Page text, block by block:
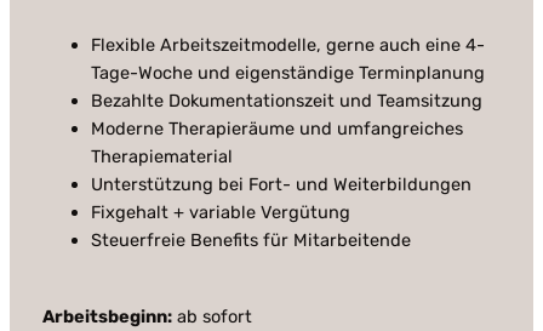
Flexible Arbeitszeitmodelle, gerne auch eine 4-
Tage-Woche und eigenständige Terminplanung
Bezahlte Dokumentationszeit und Teamsitzung
Moderne Therapieräume und umfangreiches
Therapiematerial
Unterstützung bei Fort- und Weiterbildungen
Fixgehalt + variable Vergütung
Steuerfreie Benefits für Mitarbeitende
Arbeitsbeginn:ab sofort